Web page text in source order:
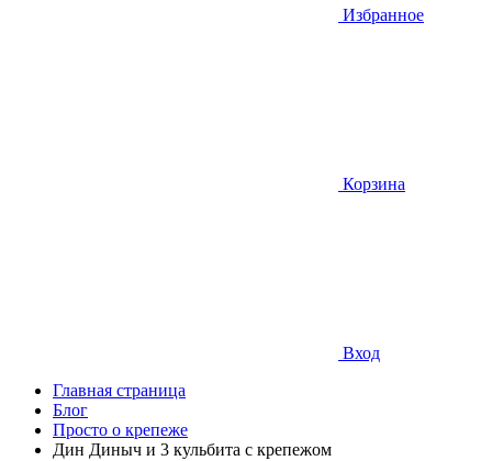
Избранное
Корзина
Вход
Главная страница
Блог
Просто о крепеже
Дин Диныч ​​​​​​​и 3 кульбита с крепежом